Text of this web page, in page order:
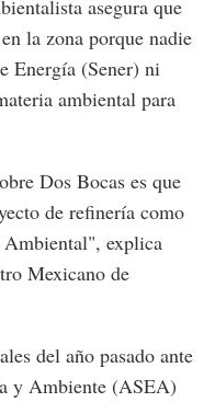
asegura que
la zona porque nadie
Energía (Sener) ni
ambiental para
Dos Bocas es que
de refinería como
explica
Mexicano de
del año pasado ante
y Ambiente (ASEA)